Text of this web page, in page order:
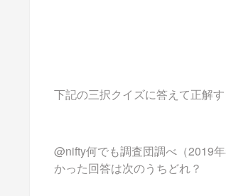
下記の三択クイズに答えて正解
@nifty何でも調査団調べ（2019
かった回答は次のうちどれ？